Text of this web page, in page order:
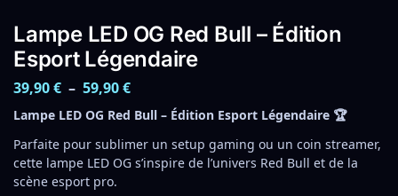
Lampe LED OG Red Bull – Édition
Esport Légendaire
39,90€ – 59,90€
Lampe LED OG Red Bull – Édition Esport Légendaire 🏆
Parfaite pour sublimer un setup gaming ou un coin streamer,
cette lampe LED OG s’inspire de l’univers Red Bull et de la
scène esport pro.